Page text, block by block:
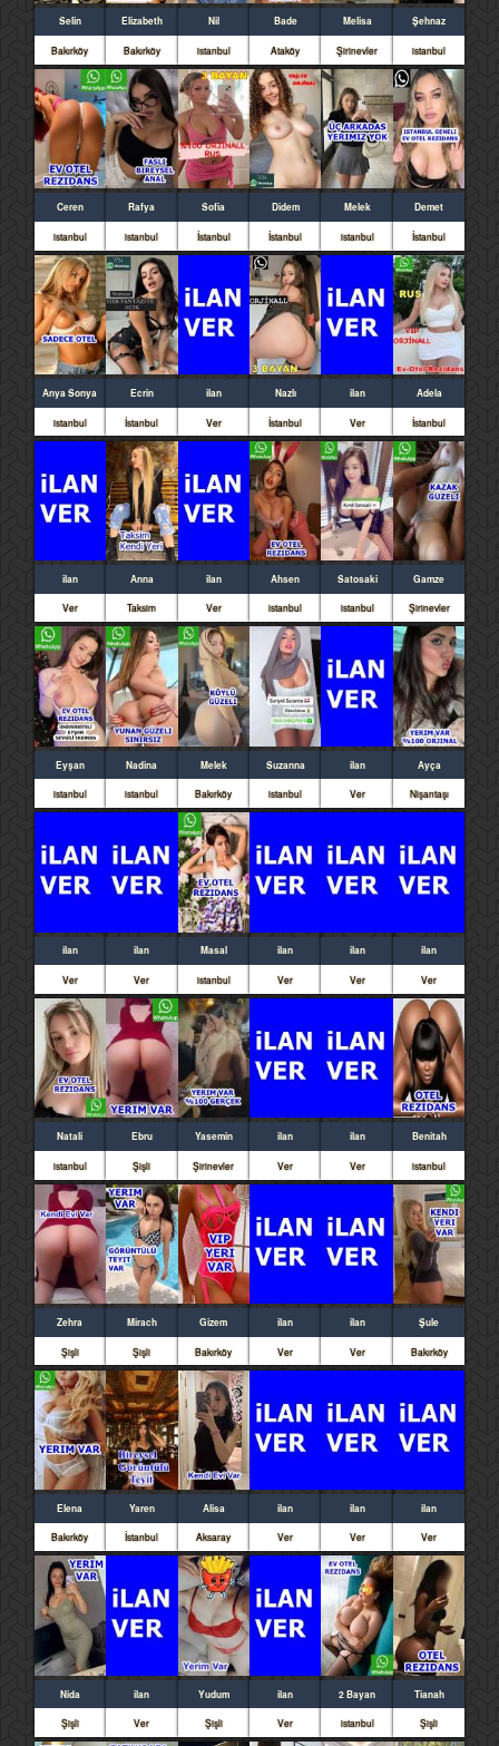
Selin
Bakırköy
Elizabeth
Bakırköy
Nil
istanbul
Bade
Ataköy
Melisa
Şirinevler
Şehnaz
istanbul
Ceren
istanbul
Rafya
istanbul
Sofia
İstanbul
Didem
İstanbul
Melek
istanbul
Demet
İstanbul
Anya Sonya
istanbul
Ecrin
İstanbul
ilan
Ver
Nazlı
İstanbul
ilan
Ver
Adela
İstanbul
ilan
Ver
Anna
Taksim
ilan
Ver
Ahsen
istanbul
Satosaki
istanbul
Gamze
Şirinevler
Eyşan
istanbul
Nadina
istanbul
Melek
Bakırköy
Suzanna
istanbul
ilan
Ver
Ayça
Nişantaşı
ilan
Ver
ilan
Ver
Masal
istanbul
ilan
Ver
ilan
Ver
ilan
Ver
Natali
istanbul
Ebru
Şişli
Yasemin
Şirinevler
ilan
Ver
ilan
Ver
Benitah
istanbul
Zehra
Şişli
Mirach
Şişli
Gizem
Bakırköy
ilan
Ver
ilan
Ver
Şule
Bakırköy
Elena
Bakırköy
Yaren
İstanbul
Alisa
Aksaray
ilan
Ver
ilan
Ver
ilan
Ver
Nida
Şişli
ilan
Ver
Yudum
Şişli
ilan
Ver
2 Bayan
istanbul
Tianah
Şişli